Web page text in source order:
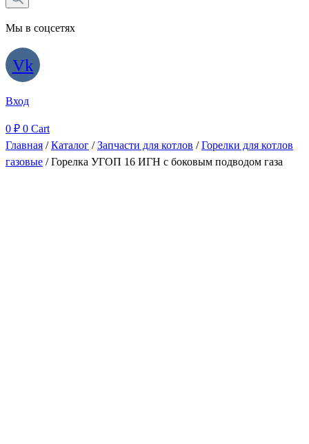
Мы в соцсетях
Vk
Вход
0 ₽ 0 Cart
Главная /Каталог /Запчасти для котлов /Горелки для котлов
газовые / Горелка УГОП 16 ИГН с боковым подводом газа